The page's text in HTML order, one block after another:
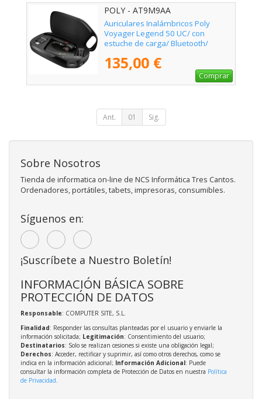
POLY - AT9M9AA
Auriculares Inalámbricos Poly
Voyager Legend 50 UC/ con
estuche de carga/ Bluetooth/
135,00 €
Comprar
Ant. 01 Sig.
Sobre Nosotros
Tienda de informatica on-line de NCS Informática Tres Cantos.
Ordenadores, portátiles, tabets, impresoras, consumibles.
Síguenos en:
¡Suscríbete a Nuestro Boletín!
INFORMACIÓN BÁSICA SOBRE
PROTECCIÓN DE DATOS
Responsable: COMPUTER SITE, S.L.
Finalidad: Responder las consultas planteadas por el usuario y enviarle la
información solicitada; Legitimación: Consentimiento del usuario;
Destinatarios: Solo se realizan cesiones si existe una obligación legal;
Derechos: Acceder, rectificar y suprimir, así como otros derechos, como se
indica en la información adicional; Información Adicional: Puede
consultar la información completa de Protección de Datos en nuestra Política
de Privacidad.